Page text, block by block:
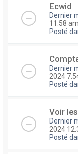
Ecwid
Dernier
11:58 am
Posté
Dernier
2024
Posté
Voir
Dernier
2024
Posté